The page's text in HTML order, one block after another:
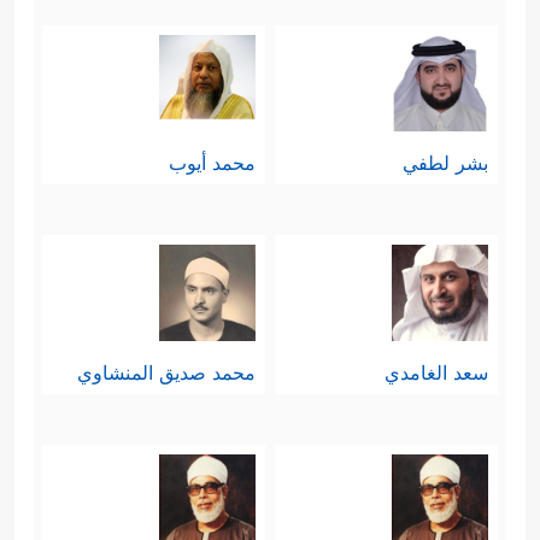
لِتَأۡكُلُواْ مِنۡهُ لَحۡمࣰا طَرِیࣰّا وَتَسۡتَخۡرِجُواْ مِنۡهُ حِلۡیَةࣰ تَلۡبَسُونَهَاۖ
وَتَرَى ٱلۡفُلۡكَ مَوَاخِرَ فِیهِ﴾
بعد أن لفت القرآن
نظر الإنسان إلى ذلك العالم العلوي،
فالبحر مخزنٌ للثروة بأنواعها المعروفة،
وهو واسطةٌ للنقل أيسر وأسرع مما هو
على الأرض.
الواسعة، جاء القرآن ليخاطب هذا العقل
بشر لطفي محمد أيوب
سعد الغامدي محمد صديق المنشاوي